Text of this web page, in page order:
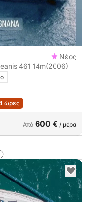
Νέος
461 14m(2006)
ώρες
Από 600 € / μέρα